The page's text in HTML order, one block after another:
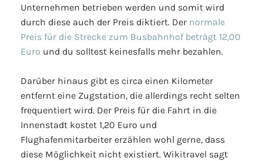
Unternehmen betrieben werden und somit wird
durch diese auch der Preis diktiert. Der normale
Preis für die Strecke zum Busbahnhof beträgt 12,00
Euro und du solltest keinesfalls mehr bezahlen.
Darüber hinaus gibt es circa einen Kilometer
entfernt eine Zugstation, die allerdings recht selten
frequentiert wird. Der Preis für die Fahrt in die
Innenstadt kostet 1,20 Euro und
Flughafenmitarbeiter erzählen wohl gerne, dass
diese Möglichkeit nicht existiert. Wikitravel sagt